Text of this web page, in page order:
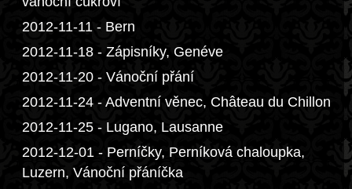
2012-11-11 - Bern
2012-11-18 - Zápisníky, Genéve
2012-11-20 - Vánoční přání
2012-11-24 - Adventní věnec, Château du Chillon
2012-11-25 - Lugano, Lausanne
2012-12-01 - Perníčky, Perníková chaloupka,
Luzern, Vánoční přáníčka